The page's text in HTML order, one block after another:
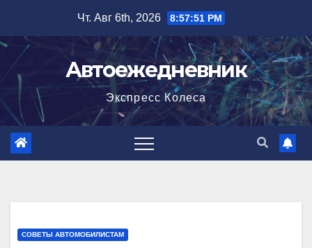
содержимому
Чт. Авг 6th, 2026 8:57:52 PM
Автоежедневник
Экспресс Колеса
СОВЕТЫ АВТОМОБИЛИСТАМ